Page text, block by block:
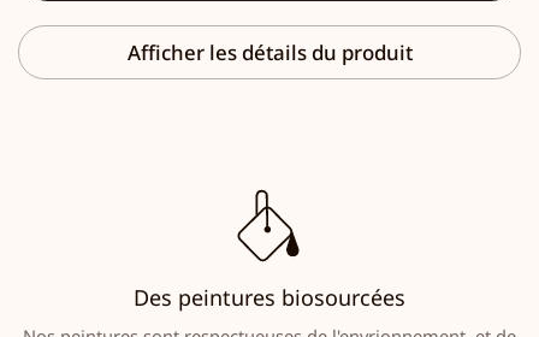
Afficher les détails du produit
Des peintures biosourcées